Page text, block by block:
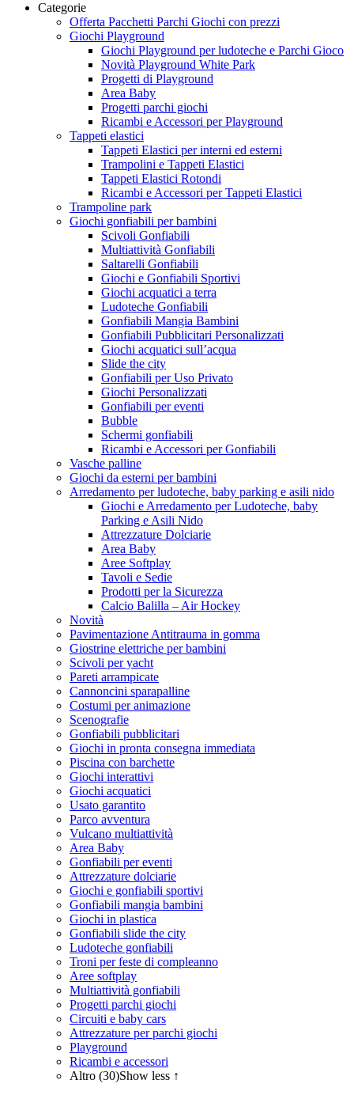
Categorie
Offerta Pacchetti Parchi Giochi con prezzi
Giochi Playground
Giochi Playground per ludoteche e Parchi Gioco
Novità Playground White Park
Progetti di Playground
Area Baby
Progetti parchi giochi
Ricambi e Accessori per Playground
Tappeti elastici
Tappeti Elastici per interni ed esterni
Trampolini e Tappeti Elastici
Tappeti Elastici Rotondi
Ricambi e Accessori per Tappeti Elastici
Trampoline park
Giochi gonfiabili per bambini
Scivoli Gonfiabili
Multiattività Gonfiabili
Saltarelli Gonfiabili
Giochi e Gonfiabili Sportivi
Giochi acquatici a terra
Ludoteche Gonfiabili
Gonfiabili Mangia Bambini
Gonfiabili Pubblicitari Personalizzati
Giochi acquatici sull’acqua
Slide the city
Gonfiabili per Uso Privato
Giochi Personalizzati
Gonfiabili per eventi
Bubble
Schermi gonfiabili
Ricambi e Accessori per Gonfiabili
Vasche palline
Giochi da esterni per bambini
Arredamento per ludoteche, baby parking e asili nido
Giochi e Arredamento per Ludoteche, baby
Parking e Asili Nido
Attrezzature Dolciarie
Area Baby
Aree Softplay
Tavoli e Sedie
Prodotti per la Sicurezza
Calcio Balilla – Air Hockey
Novità
Pavimentazione Antitrauma in gomma
Giostrine elettriche per bambini
Scivoli per yacht
Pareti arrampicate
Cannoncini sparapalline
Costumi per animazione
Scenografie
Gonfiabili pubblicitari
Giochi in pronta consegna immediata
Piscina con barchette
Giochi interattivi
Giochi acquatici
Usato garantito
Parco avventura
Vulcano multiattività
Area Baby
Gonfiabili per eventi
Attrezzature dolciarie
Giochi e gonfiabili sportivi
Gonfiabili mangia bambini
Giochi in plastica
Gonfiabili slide the city
Ludoteche gonfiabili
Troni per feste di compleanno
Aree softplay
Multiattività gonfiabili
Progetti parchi giochi
Circuiti e baby cars
Attrezzature per parchi giochi
Playground
Ricambi e accessori
Altro (30)Show less ↑